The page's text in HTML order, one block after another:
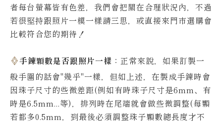
者每台螢幕皆有色差，我們會把關在合理狀況內，不過
若很堅持跟照片一模一樣請三思，或直接來門市選購會
比較符合您的期待！
手鍊顆數是否跟照片一樣 ：正常來說，如果訂製一
般手圍的話會"幾乎"一樣，但如上述，在製成手鍊時會
因珠子尺寸的些微差距(例如有時珠子尺寸是6mm、有
時是6.5mm...等)，排列時在尾端就會做些微調整(每顆
若都多0.5mm，到最後必須調整珠子顆數總長度才不